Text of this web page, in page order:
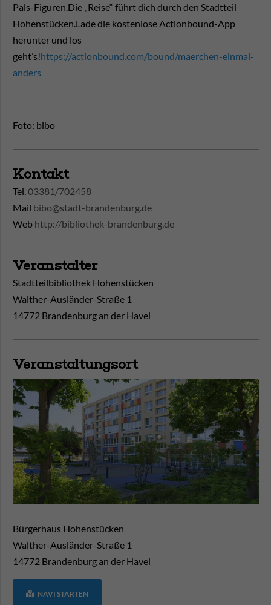
Pals-Figuren.Die „Reise“ führt dich durch den Stadtteil
Hohenstücken.Lade die kostenlose Actionbound-App
herunter und los
geht’s!https://actionbound.com/bound/maerchen-einmal-
anders
Foto: bibo
Kontakt
Tel. 03381/702458
Mail bibo@stadt-brandenburg.de
Web http://bibliothek-brandenburg.de
Veranstalter
Stadtteilbibliothek Hohenstücken
Walther-Ausländer-Straße 1
14772 Brandenburg an der Havel
Veranstaltungsort
Bürgerhaus Hohenstücken
Walther-Ausländer-Straße 1
14772 Brandenburg an der Havel
NAVI STARTEN